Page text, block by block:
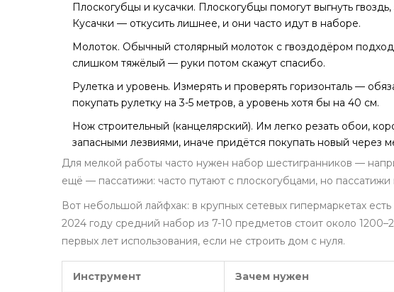
Плоскогубцы и кусачки. Плоскогубцы помогут выгнуть
Кусачки — откусить лишнее, и они часто идут в наборе.
Молоток. Обычный столярный молоток с гвоздодёром
слишком тяжёлый — руки потом скажут спасибо.
Рулетка и уровень. Измерять и проверять горизонталь —
покупать рулетку на 3-5 метров, а уровень хотя бы на 40 см.
Нож строительный (канцелярский). Им легко резать обои,
запасными лезвиями, иначе придётся покупать новый через
Для мелкой работы часто нужен набор шестигранников —
ещё — пассатижи: часто путают с плоскогубцами, но
Вот небольшой лайфхак: в крупных сетевых гипермаркетах
2024 году средний набор из 7-10 предметов стоит около
первых лет использования, если не строить дом с нуля.
Инструмент Зачем нужен